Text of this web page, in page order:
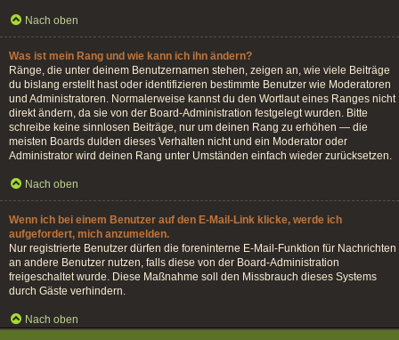
Nach oben
Was ist mein Rang und wie kann ich ihn ändern?
Ränge, die unter deinem Benutzernamen stehen, zeigen an, wie viele Beiträge
du bislang erstellt hast oder identifizieren bestimmte Benutzer wie Moderatoren
und Administratoren. Normalerweise kannst du den Wortlaut eines Ranges nicht
direkt ändern, da sie von der Board-Administration festgelegt wurden. Bitte
schreibe keine sinnlosen Beiträge, nur um deinen Rang zu erhöhen — die
meisten Boards dulden dieses Verhalten nicht und ein Moderator oder
Administrator wird deinen Rang unter Umständen einfach wieder zurücksetzen.
Nach oben
Wenn ich bei einem Benutzer auf den E-Mail-Link klicke, werde ich
aufgefordert, mich anzumelden.
Nur registrierte Benutzer dürfen die foreninterne E-Mail-Funktion für Nachrichten
an andere Benutzer nutzen, falls diese von der Board-Administration
freigeschaltet wurde. Diese Maßnahme soll den Missbrauch dieses Systems
durch Gäste verhindern.
Nach oben